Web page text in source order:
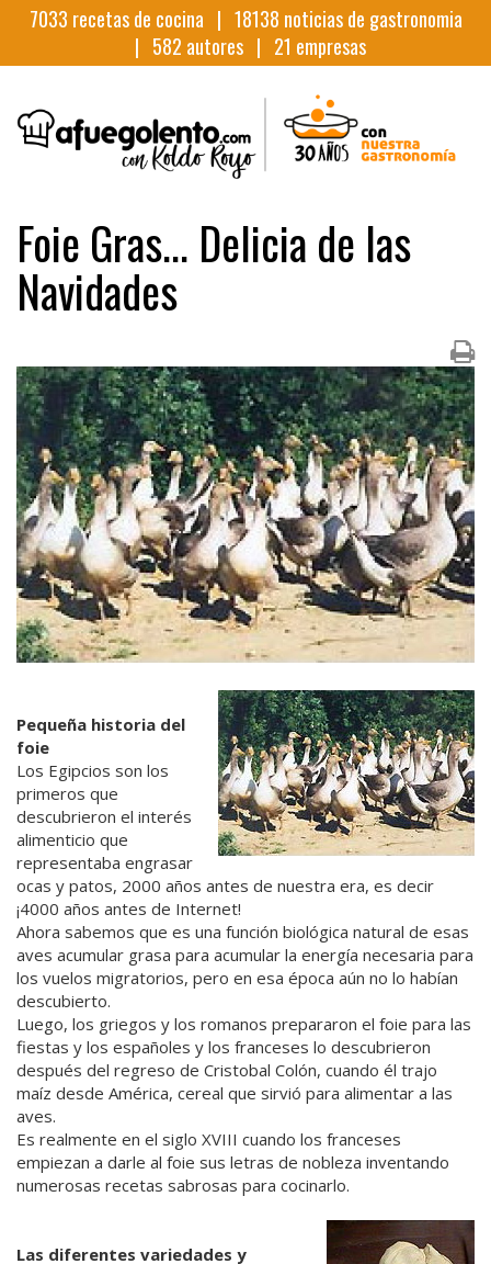
7033 recetas de cocina | 18138 noticias de gastronomia
| 582 autores | 21 empresas
Foie Gras... Delicia de las
Navidades
Pequeña historia del
foie
Los Egipcios son los
primeros que
descubrieron el interés
alimenticio que
representaba engrasar
ocas y patos, 2000 años antes de nuestra era, es decir
¡4000 años antes de Internet!
Ahora sabemos que es una función biológica natural de esas
aves acumular grasa para acumular la energía necesaria para
los vuelos migratorios, pero en esa época aún no lo habían
descubierto.
Luego, los griegos y los romanos prepararon el foie para las
fiestas y los españoles y los franceses lo descubrieron
después del regreso de Cristobal Colón, cuando él trajo
maíz desde América, cereal que sirvió para alimentar a las
aves.
Es realmente en el siglo XVIII cuando los franceses
empiezan a darle al foie sus letras de nobleza inventando
numerosas recetas sabrosas para cocinarlo.
Las diferentes variedades y